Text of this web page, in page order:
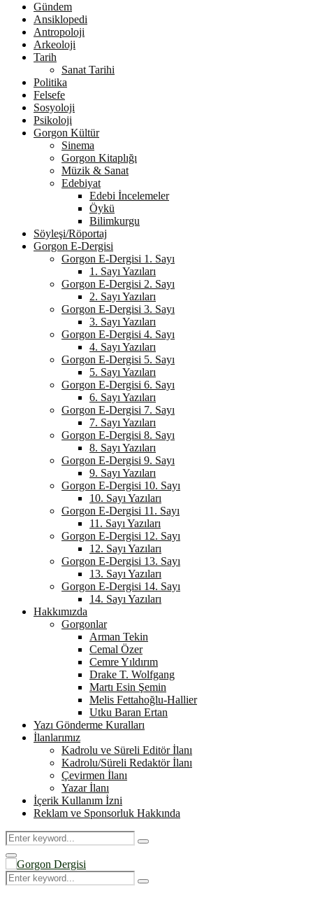
Gündem
Ansiklopedi
Antropoloji
Arkeoloji
Tarih
Sanat Tarihi
Politika
Felsefe
Sosyoloji
Psikoloji
Gorgon Kültür
Sinema
Gorgon Kitaplığı
Müzik & Sanat
Edebiyat
Edebi İncelemeler
Öykü
Bilimkurgu
Söyleşi/Röportaj
Gorgon E-Dergisi
Gorgon E-Dergisi 1. Sayı
1. Sayı Yazıları
Gorgon E-Dergisi 2. Sayı
2. Sayı Yazıları
Gorgon E-Dergisi 3. Sayı
3. Sayı Yazıları
Gorgon E-Dergisi 4. Sayı
4. Sayı Yazıları
Gorgon E-Dergisi 5. Sayı
5. Sayı Yazıları
Gorgon E-Dergisi 6. Sayı
6. Sayı Yazıları
Gorgon E-Dergisi 7. Sayı
7. Sayı Yazıları
Gorgon E-Dergisi 8. Sayı
8. Sayı Yazıları
Gorgon E-Dergisi 9. Sayı
9. Sayı Yazıları
Gorgon E-Dergisi 10. Sayı
10. Sayı Yazıları
Gorgon E-Dergisi 11. Sayı
11. Sayı Yazıları
Gorgon E-Dergisi 12. Sayı
12. Sayı Yazıları
Gorgon E-Dergisi 13. Sayı
13. Sayı Yazıları
Gorgon E-Dergisi 14. Sayı
14. Sayı Yazıları
Hakkımızda
Gorgonlar
Arman Tekin
Cemal Özer
Cemre Yıldırım
Drake T. Wolfgang
Martı Esin Şemin
Melis Fettahoğlu-Hallier
Utku Baran Ertan
Yazı Gönderme Kuralları
İlanlarımız
Kadrolu ve Süreli Editör İlanı
Kadrolu/Süreli Redaktör İlanı
Çevirmen İlanı
Yazar İlanı
İçerik Kullanım İzni
Reklam ve Sponsorluk Hakkında
Search
for:
Search
Primary
Menu
Search
for:
Search